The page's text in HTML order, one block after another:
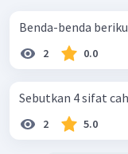
Benda-benda
2 0.0
Sebutkan 4 sifat
2 5.0